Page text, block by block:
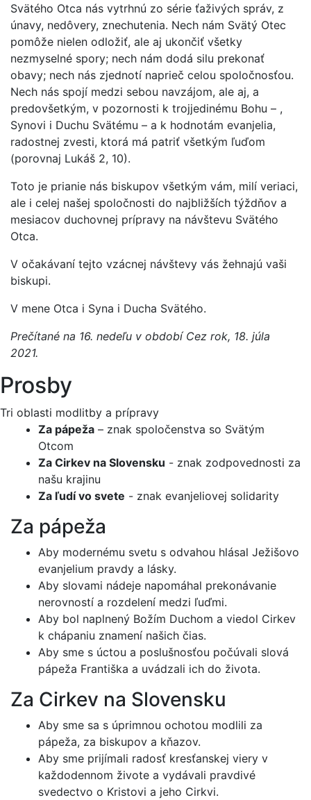
Svätého Otca nás vytrhnú zo série ťaživých správ, z
únavy, nedôvery, znechutenia. Nech nám Svätý Otec
pomôže nielen odložiť, ale aj ukončiť všetky
nezmyselné spory; nech nám dodá silu prekonať
obavy; nech nás zjednotí naprieč celou spoločnosťou.
Nech nás spojí medzi sebou navzájom, ale aj, a
predovšetkým, v pozornosti k trojjedinému Bohu – ,
Synovi i Duchu Svätému – a k hodnotám evanjelia,
radostnej zvesti, ktorá má patriť všetkým ľuďom
(porovnaj Lukáš 2, 10).
Toto je prianie nás biskupov všetkým vám, milí veriaci,
ale i celej našej spoločnosti do najbližších týždňov a
mesiacov duchovnej prípravy na návštevu Svätého
Otca.
V očakávaní tejto vzácnej návštevy vás žehnajú vaši
biskupi.
V mene Otca i Syna i Ducha Svätého.
Prečítané na 16. nedeľu v období Cez rok, 18. júla
2021.
Prosby
Tri oblasti modlitby a prípravy
Za pápeža – znak spoločenstva so Svätým
Otcom
Za Cirkev na Slovensku - znak zodpovednosti za
našu krajinu
Za ľudí vo svete - znak evanjeliovej solidarity
Za pápeža
Aby modernému svetu s odvahou hlásal Ježišovo
evanjelium pravdy a lásky.
Aby slovami nádeje napomáhal prekonávanie
nerovností a rozdelení medzi ľuďmi.
Aby bol naplnený Božím Duchom a viedol Cirkev
k chápaniu znamení našich čias.
Aby sme s úctou a poslušnosťou počúvali slová
pápeža Františka a uvádzali ich do života.
Za Cirkev na Slovensku
Aby sme sa s úprimnou ochotou modlili za
pápeža, za biskupov a kňazov.
Aby sme prijímali radosť kresťanskej viery v
každodennom živote a vydávali pravdivé
svedectvo o Kristovi a jeho Cirkvi.